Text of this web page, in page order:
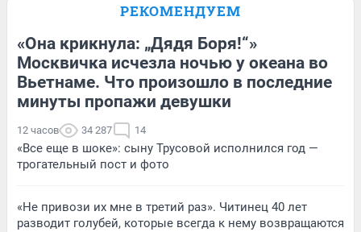
РЕКОМЕНДУЕМ
«Она крикнула: „Дядя Боря!“»
Москвичка исчезла ночью у океана во
Вьетнаме. Что произошло в последние
минуты пропажи девушки
12 часов 34 287 14
«Все еще в шоке»: сыну Трусовой исполнился год —
трогательный пост и фото
«Не привози их мне в третий раз». Читинец 40 лет
разводит голубей, которые всегда к нему возвращаются